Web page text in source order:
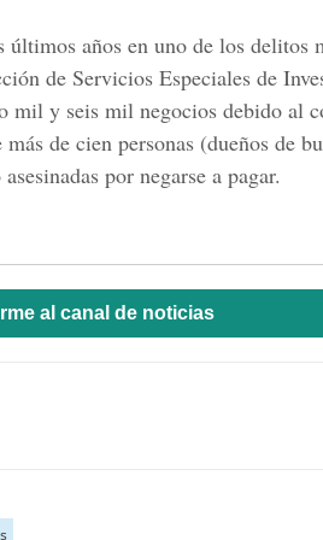
años en uno de los delitos
de Servicios Especiales de
mil y seis mil negocios debido al
de cien personas (dueños de
por negarse a pagar.
al canal de noticias